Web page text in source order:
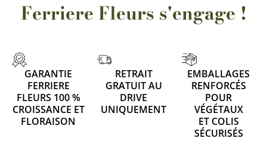
Ferriere Fleurs s'engage !
GARANTIE
FERRIERE
FLEURS 100 %
CROISSANCE ET
FLORAISON
RETRAIT
GRATUIT AU
DRIVE
UNIQUEMENT
EMBALLAGES
RENFORCÉS
POUR
VÉGÉTAUX
ET COLIS
SÉCURISÉS